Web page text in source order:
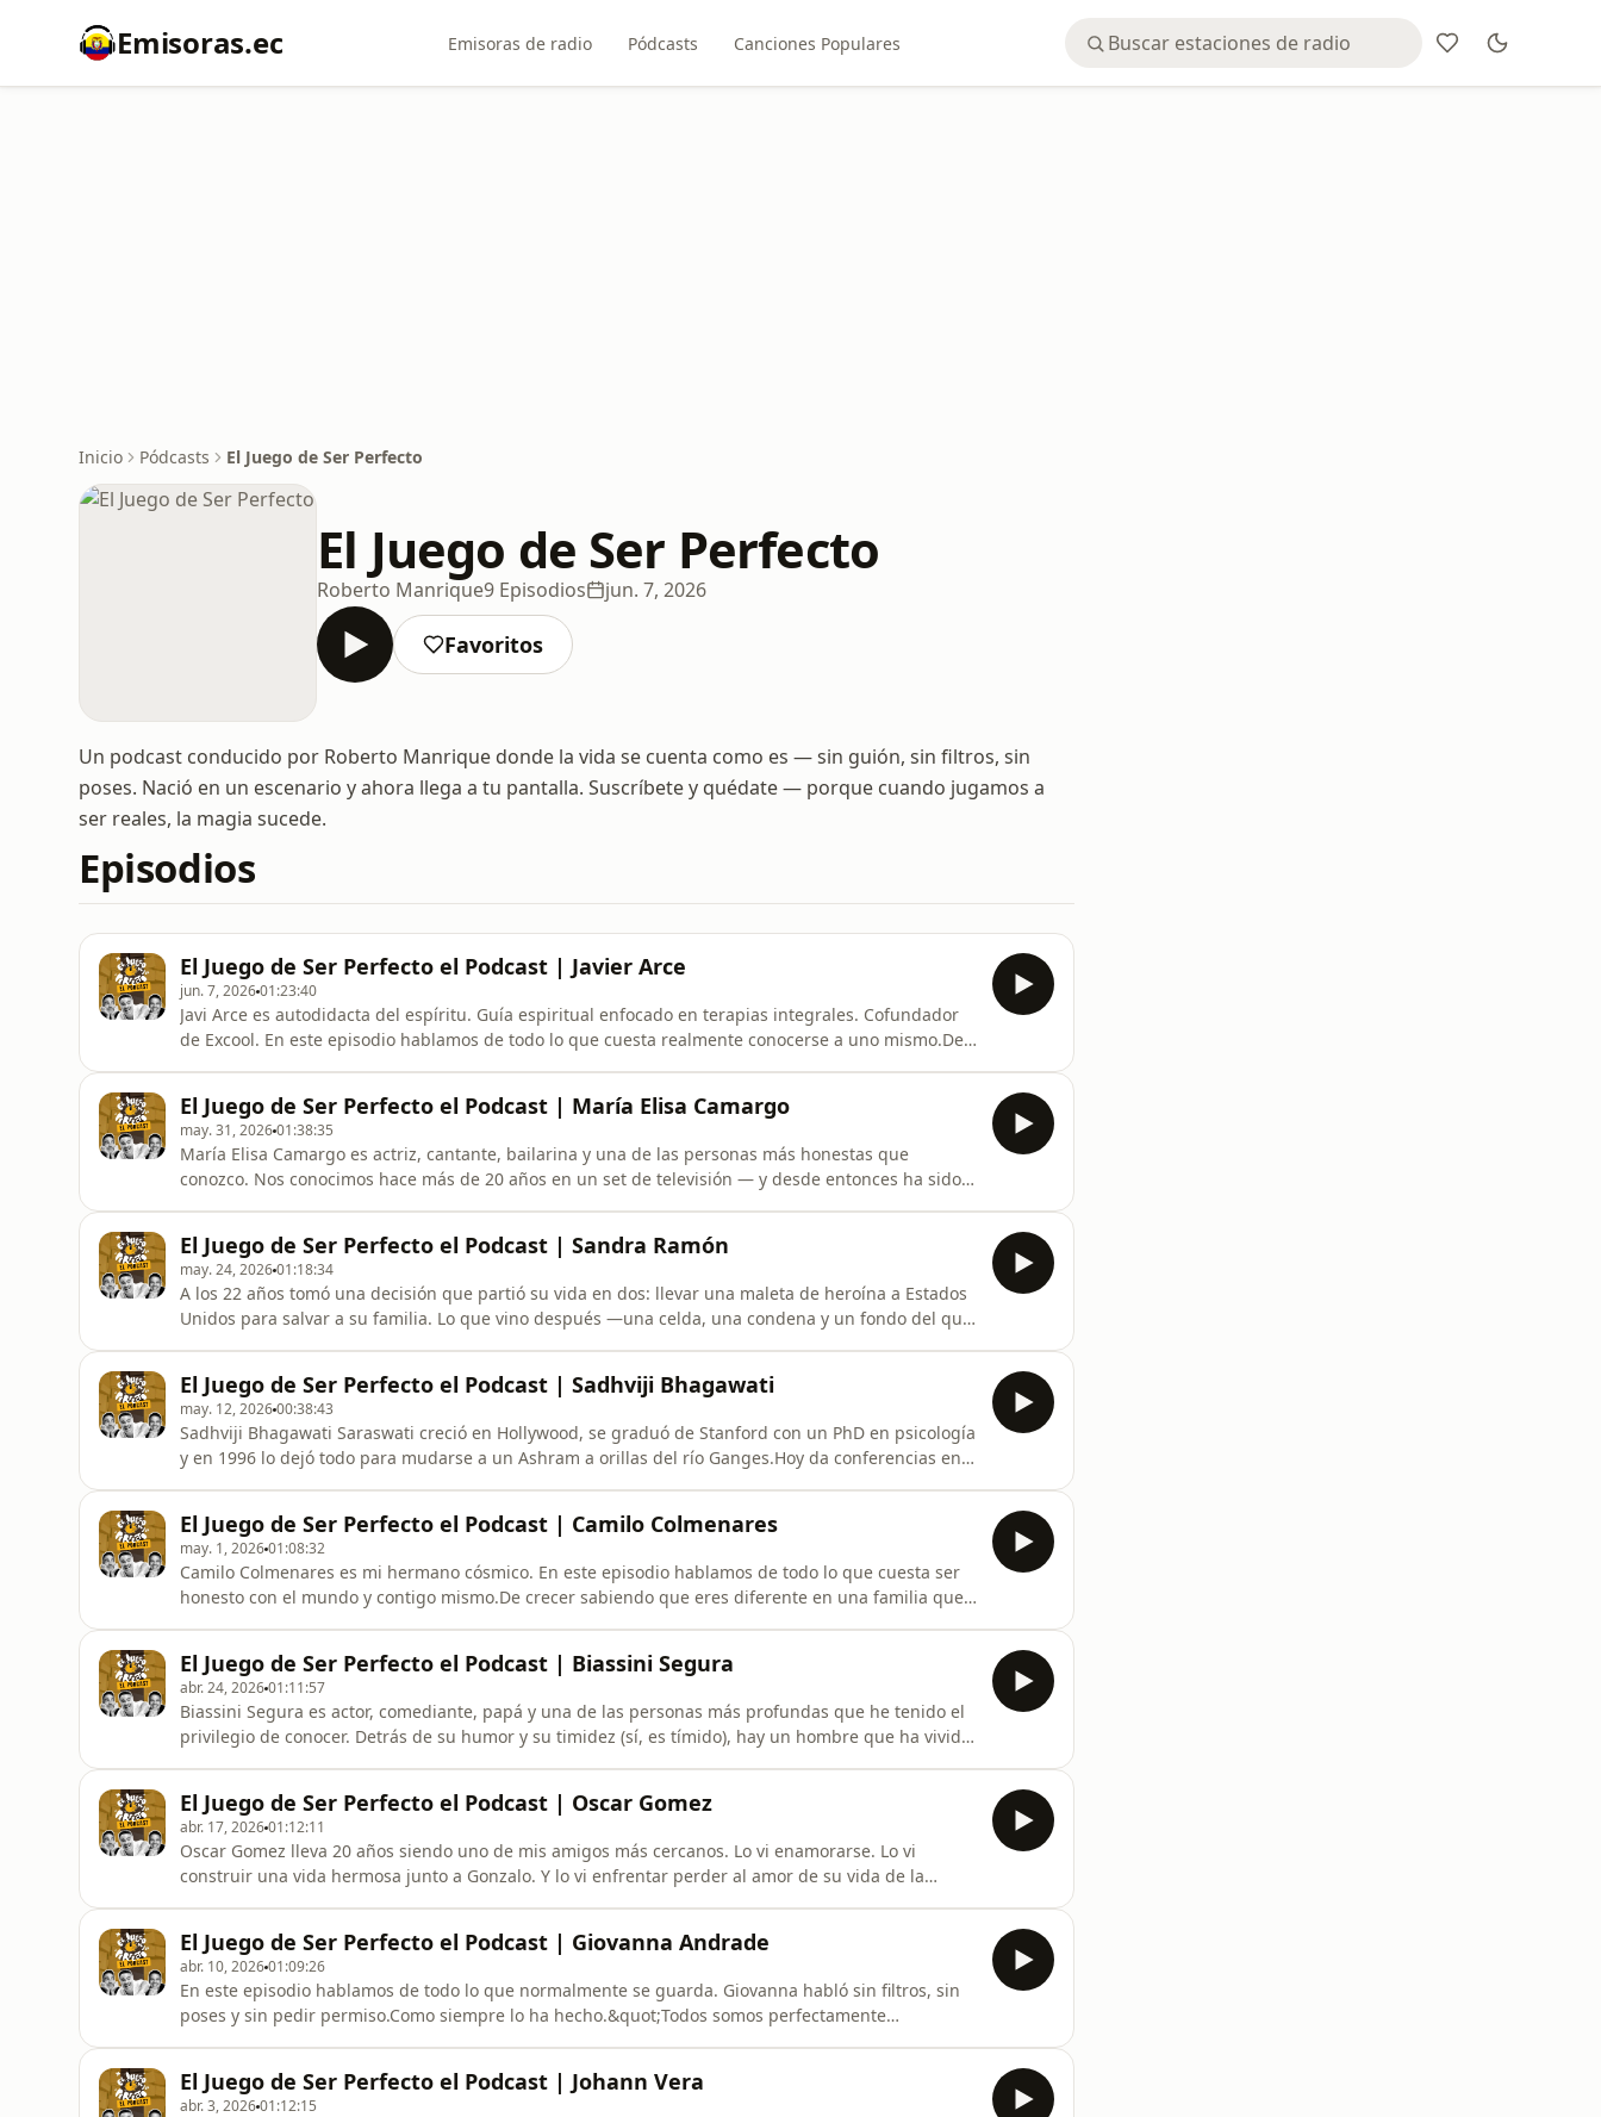
Emisoras.ec Emisoras de radio Pódcasts Canciones Populares
Inicio Pódcasts El Juego de Ser Perfecto
El Juego de Ser Perfecto
Roberto Manrique9 Episodios jun. 7, 2026
Favoritos
Un podcast conducido por Roberto Manrique donde la vida se cuenta como es — sin guión, sin filtros, sin
poses. Nació en un escenario y ahora llega a tu pantalla. Suscríbete y quédate — porque cuando jugamos a
ser reales, la magia sucede.
Episodios
El Juego de Ser Perfecto el Podcast | Javier Arce
jun. 7, 202601:23:40
Javi Arce es autodidacta del espíritu. Guía espiritual enfocado en terapias integrales. Cofundador
de Excool. En este episodio hablamos de todo lo que cuesta realmente conocerse a uno mismo.De
el de hijo. Una con
El Juego de Ser Perfecto el Podcast | María Elisa Camargo
may. 31, 202601:38:35
María Elisa Camargo es actriz, cantante, bailarina y una de las personas más honestas que
conozco. Nos conocimos hace más de 20 años en un set de televisión — y desde entonces ha sido
se guarda.De crecer en Ecuador y d
El Juego de Ser Perfecto el Podcast | Sandra Ramón
may. 24, 202601:18:34
A los 22 años tomó una decisión que partió su vida en dos: llevar una maleta de heroína a Estados
Unidos para salvar a su familia. Lo que vino después —una celda, una condena y un fondo del que
conferencista, autora y
El Juego de Ser Perfecto el Podcast | Sadhviji Bhagawati
may. 12, 202600:38:43
Sadhviji Bhagawati Saraswati creció en Hollywood, se graduó de Stanford con un PhD en psicología
y en 1996 lo dejó todo para mudarse a un Ashram a orillas del río Ganges.Hoy da conferencias en
títulos.Está en lo que nos e
El Juego de Ser Perfecto el Podcast | Camilo Colmenares
may. 1, 202601:08:32
Camilo Colmenares es mi hermano cósmico. En este episodio hablamos de todo lo que cuesta ser
honesto con el mundo y contigo mismo.De crecer sabiendo que eres diferente en una familia que
trabajo emocional
El Juego de Ser Perfecto el Podcast | Biassini Segura
abr. 24, 202601:11:57
Biassini Segura es actor, comediante, papá y una de las personas más profundas que he tenido el
privilegio de conocer. Detrás de su humor y su timidez (sí, es tímido), hay un hombre que ha vivido
todo lo
El Juego de Ser Perfecto el Podcast | Oscar Gomez
abr. 17, 202601:12:11
Oscar Gomez lleva 20 años siendo uno de mis amigos más cercanos. Lo vi enamorarse. Lo vi
construir una vida hermosa junto a Gonzalo. Y lo vi enfrentar perder al amor de su vida de la
cero. 🎙️ El Juego de ser Perfecto es el
El Juego de Ser Perfecto el Podcast | Giovanna Andrade
abr. 10, 202601:09:26
En este episodio hablamos de todo lo que normalmente se guarda. Giovanna habló sin filtros, sin
poses y sin pedir permiso.Como siempre lo ha hecho.&quot;Todos somos perfectamente
sentarse conmigo a hablar de lo que
El Juego de Ser Perfecto el Podcast | Johann Vera
abr. 3, 202601:12:15